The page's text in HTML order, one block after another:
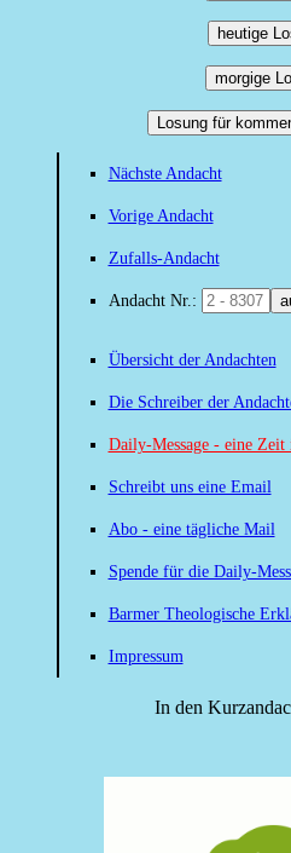
heutige
morgige
Losung für
Nächste Andacht
Vorige Andacht
Zufalls-Andacht
Andacht Nr.:
Übersicht der Andachten
Die Schreiber der
Daily-Message - eine Zeit
Schreibt uns eine Email
Abo - eine tägliche Mail
Spende für die Daily-
Barmer Theologische
Impressum
In den